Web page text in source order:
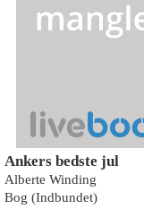
Ankers bedste jul
Alberte Winding
Bog (Indbundet)